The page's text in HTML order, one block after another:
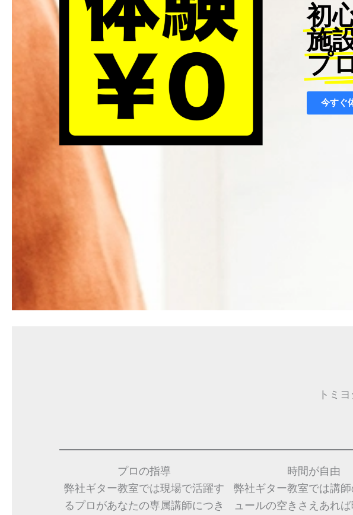
初
施
プ
今すぐ
トミ
プロの指導
弊社ギター教室では現場で活躍す
るプロがあなたの専属講師につき
時間が自由
弊社ギター教室では講
ュールの空きさえあれ